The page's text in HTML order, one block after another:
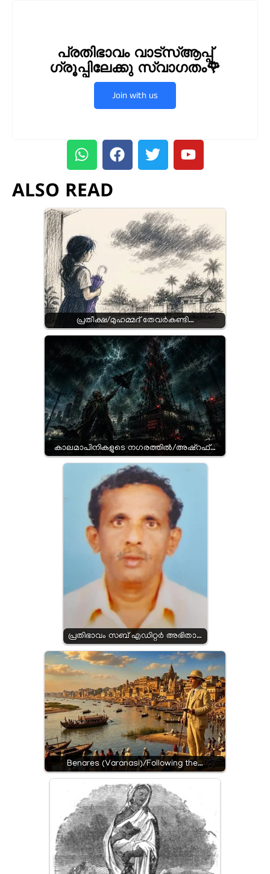
പ്രതിഭാവം വാട്സ്ആപ്പ്
ഗ്രൂപ്പിലേക്കു സ്വാഗതം🌹
Join with us
ALSO READ
പ്രതീക്ഷ/മുഹമ്മദ്‌ തേവർകണ്ടി…
കാലമാപിനികളുടെ നഗരത്തിൽ/അഷ്റഫ്…
പ്രതിഭാവം സബ് എഡിറ്റർ അഭിതാ…
Benares (Varanasi)/Following the…